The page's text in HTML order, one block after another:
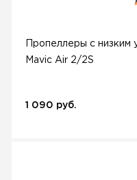
Пропеллеры с низким
Mavic Air 2/2S
1 090 руб.